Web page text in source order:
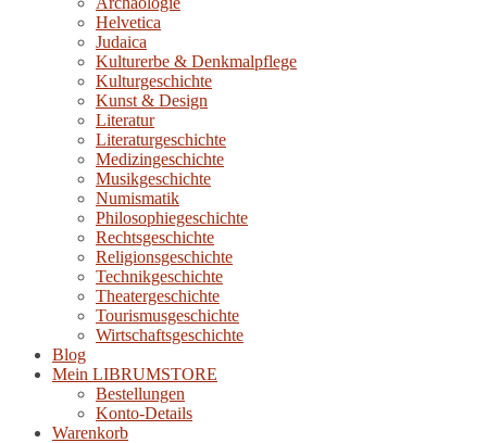
Helvetica
Judaica
Kulturerbe & Denkmalpflege
Kulturgeschichte
Kunst & Design
Literatur
Literaturgeschichte
Medizingeschichte
Musikgeschichte
Numismatik
Philosophiegeschichte
Rechtsgeschichte
Religionsgeschichte
Technikgeschichte
Theatergeschichte
Tourismusgeschichte
Wirtschaftsgeschichte
Blog
Mein LIBRUMSTORE
Bestellungen
Konto-Details
Warenkorb